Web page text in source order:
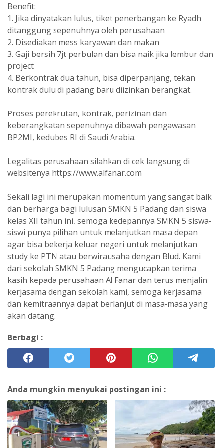
Benefit:
1. Jika dinyatakan lulus, tiket penerbangan ke Ryadh
ditanggung sepenuhnya oleh perusahaan
2. Disediakan mess karyawan dan makan
3. Gaji bersih 7jt perbulan dan bisa naik jika lembur dan
project
4. Berkontrak dua tahun, bisa diperpanjang, tekan
kontrak dulu di padang baru diizinkan berangkat.
Proses perekrutan, kontrak, perizinan dan
keberangkatan sepenuhnya dibawah pengawasan
BP2MI, kedubes RI di Saudi Arabia.
Legalitas perusahaan silahkan di cek langsung di
websitenya https://www.alfanar.com
Sekali lagi ini merupakan momentum yang sangat baik
dan berharga bagi lulusan SMKN 5 Padang dan siswa
kelas XII tahun ini, semoga kedepannya SMKN 5 siswa-
siswi punya pilihan untuk melanjutkan masa depan
agar bisa bekerja keluar negeri untuk melanjutkan
study ke PTN atau berwirausaha dengan Blud. Kami
dari sekolah SMKN 5 Padang mengucapkan terima
kasih kepada perusahaan Al Fanar dan terus menjalin
kerjasama dengan sekolah kami, semoga kerjasama
dan kemitraannya dapat berlanjut di masa-masa yang
akan datang.
Berbagi :
Anda mungkin menyukai postingan ini :